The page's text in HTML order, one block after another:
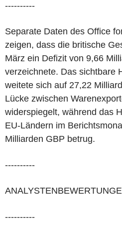
----------
Separate Daten des Office
zeigen, dass die britische
März ein Defizit von 9,66
verzeichnete. Das sichtbare
weitete sich auf 27,22
Lücke zwischen
widerspiegelt, während das
EU-Ländern im
Milliarden GBP betrug.
----------
----------